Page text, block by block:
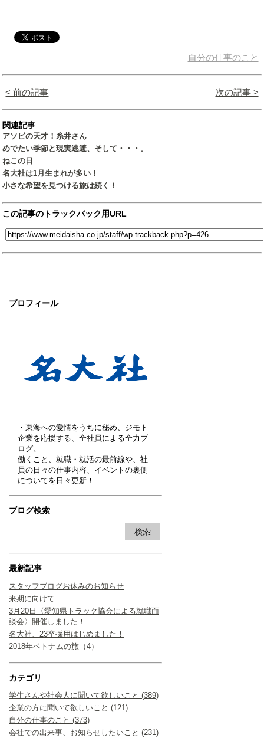
プロフィール
・東海への愛情をうちに秘め、ジモト
企業を応援する、全社員による全力ブ
ログ。
働くこと、就職・就活の最前線や、社
員の日々の仕事内容、イベントの裏側
についてを日々更新！
ブログ検索
最新記事
スタッフブログお休みのお知らせ
来期に向けて
3月20日〈愛知県トラック協会による就職面
談会〉開催しました！
名大社、23卒採用はじめました！
2018年ベトナムの旅（4）
カテゴリ
学生さんや社会人に聞いて欲しいこと (389)
企業の方に聞いて欲しいこと (121)
自分の仕事のこと (373)
会社での出来事、お知らせしたいこと (231)
自分の仕事のこと
< 前の記事 次の記事 >
関連記事
アソビの天才！糸井さん
めでたい季節と現実逃避、そして・・・。
ねこの日
名大社は1月生まれが多い！
小さな希望を見つける旅は続く！
この記事のトラックバック用URL